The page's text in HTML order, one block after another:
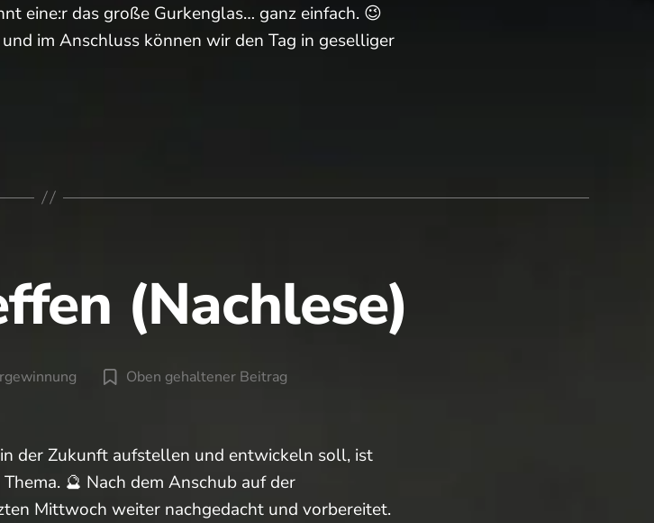
eine:r das große Gurkenglas… ganz einfach. 😉
im Anschluss können wir den Tag in geselliger
(Nachlese)
Oben gehaltener Beitrag
der Zukunft aufstellen und entwickeln soll, ist
🔮 Nach dem Anschub auf der
Mittwoch weiter nachgedacht und vorbereitet.